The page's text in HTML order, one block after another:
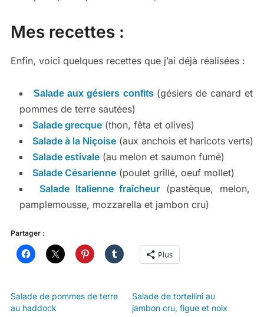
Mes recettes :
Enfin, voici quelques recettes que j’ai déjà réalisées :
Salade aux gésiers confits (gésiers de canard et
pommes de terre sautées)
Salade grecque(thon, fêta et olives)
Salade à la Niçoise(aux anchois et haricots verts)
Salade estivale(au melon et saumon fumé)
Salade Césarienne(poulet grillé, oeuf mollet)
Salade Italienne fraîcheur (pastèque, melon,
pamplemousse, mozzarella et jambon cru)
Partager :
Plus
Salade de pommes de terre
au haddock
Salade de tortellini au
jambon cru, figue et noix